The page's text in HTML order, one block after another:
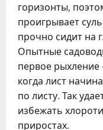
горизонты,
проигрывает
прочно сидит на
Опытные
первое рыхление
когда лист
по листу. Так
избежать
приростах.